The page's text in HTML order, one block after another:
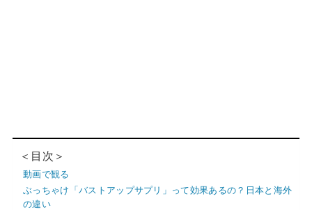
＜目次＞
動画で観る
ぶっちゃけ「バストアップサプリ」って効果あるの？日本と海外
の違い